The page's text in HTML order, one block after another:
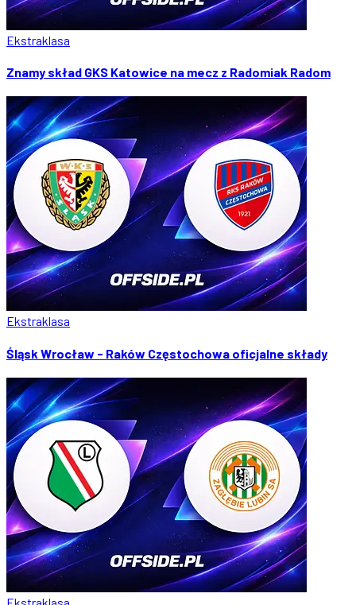
Ekstraklasa
Znamy skład GKS Katowice na mecz z Radomiak Radom
Ekstraklasa
Śląsk Wrocław - Raków Częstochowa oficjalne składy